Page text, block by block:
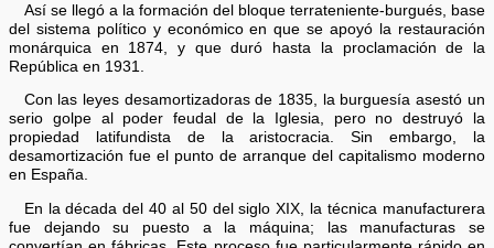
Así se llegó a la formación del bloque terrateniente-burgués, base
del sistema político y económico en que se apoyó la restauración
monárquica en 1874, y que duró hasta la proclamación de la
República en 1931.
Con las leyes desamortizadoras de 1835, la burguesía asestó un
serio golpe al poder feudal de la Iglesia, pero no destruyó la
propiedad latifundista de la aristocracia. Sin embargo, la
desamortización fue el punto de arranque del capitalismo moderno
en España.
En la década del 40 al 50 del siglo XIX, la técnica manufacturera
fue dejando su puesto a la máquina; las manufacturas se